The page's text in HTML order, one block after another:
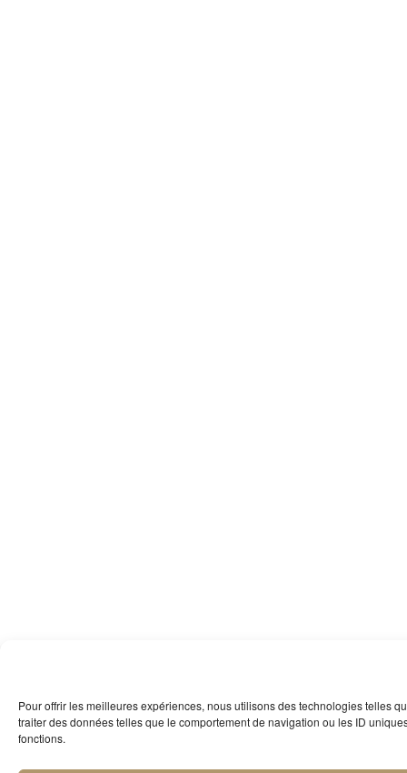
Pour offrir les meilleures expériences, nous utilisons des technologies telles
traiter des données telles que le comportement de navigation ou les ID
fonctions.